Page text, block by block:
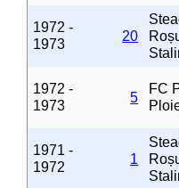
1972 -
1973
20
1972 -
1973
5
FC
1971 -
1972
1